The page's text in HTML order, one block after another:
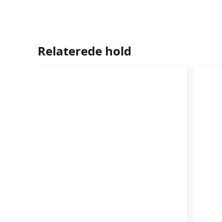
Relaterede hold